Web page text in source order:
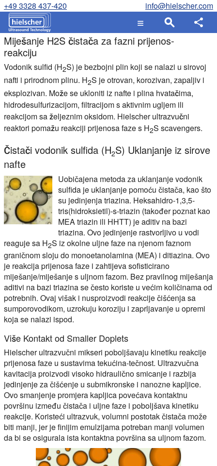
+49 3328 437-420 info@hielscher.com
Miješanje H2S čistača za fazni prijenos-
reakciju
Vodonik sulfid (H2S) je bezbojni plin koji se nalazi u sirovoj
nafti i prirodnom plinu. H2S je otrovan, korozivan, zapaljiv i
eksplozivan. Može se ukloniti iz nafte i plina hvatačima,
hidrodesulfurizacijom, filtracijom s aktivnim ugljem ili
reakcijom sa željeznim oksidom. Hielscher ultrazvučni
reaktori pomažu reakciji prijenosa faze s H2S scavengers.
Čistači vodonik sulfida (H2S) Uklanjanje iz sirove
nafte
Uobičajena metoda za uklanjanje vodonik
sulfida je uklanjanje pomoću čistača, kao što
su jedinjenja triazina. Heksahidro-1,3,5-
tris(hidroksietil)-s-triazin (također poznat kao
MEA triazin ili HHTT) je aditiv na bazi
triazina. Ovo jedinjenje rastvorljivo u vodi
reaguje sa H2S iz okolne uljne faze na njenom faznom
graničnom sloju do monoetanolamina (MEA) i ditiazina. Ovo
je reakcija prijenosa faze i zahtijeva sofisticirano
miješanje/miješanje s uljnom fazom. Bez pravilnog miješanja
aditivi na bazi triazina se često koriste u većim količinama od
potrebnih. Ovaj višak i nusproizvodi reakcije čišćenja sa
sumporovodikom, uzrokuju koroziju i zaprljavanje u opremi
koja se nalazi ispod.
Više Kontakt od Smaller Doplets
Hielscher ultrazvučni mikseri poboljšavaju kinetiku reakcije
prijenosa faze u sustavima tekućina-tečnost. Ultrazvučna
kavitacija proizvodi visoko hidraulično smicanje i razbija
jedinjenje za čišćenje u submikronske i nanozne kapljice.
Ovo smanjenje promjera kapljica povećava kontaktnu
površinu između čistača i uljne faze i poboljšava kinetiku
reakcije. Koristeći ultrazvuk, volumni postotak čistača može
biti manji, jer je finijim emulzijama potreban manji volumen
da bi se osigurala ista kontaktna površina sa uljnom fazom.